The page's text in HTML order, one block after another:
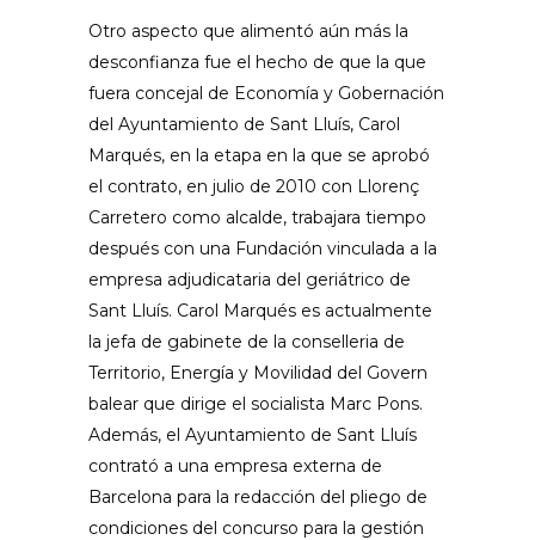
Otro aspecto que alimentó aún más la
desconfianza fue el hecho de que la que
fuera concejal de Economía y Gobernación
del Ayuntamiento de Sant Lluís, Carol
Marqués, en la etapa en la que se aprobó
el contrato, en julio de 2010 con Llorenç
Carretero como alcalde, trabajara tiempo
después con una Fundación vinculada a la
empresa adjudicataria del geriátrico de
Sant Lluís. Carol Marqués es actualmente
la jefa de gabinete de la conselleria de
Territorio, Energía y Movilidad del Govern
balear que dirige el socialista Marc Pons.
Además, el Ayuntamiento de Sant Lluís
contrató a una empresa externa de
Barcelona para la redacción del pliego de
condiciones del concurso para la gestión